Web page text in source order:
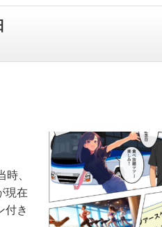
、
現在
付き